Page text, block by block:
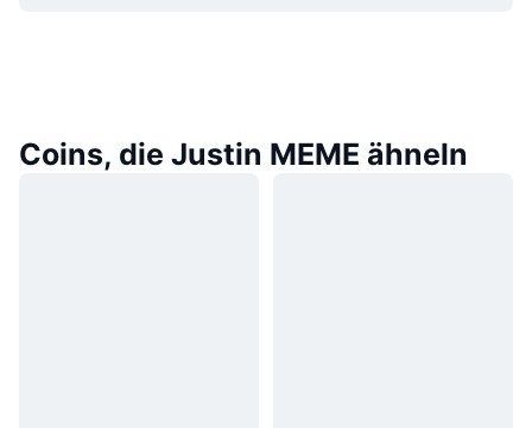
Coins, die Justin MEME ähneln